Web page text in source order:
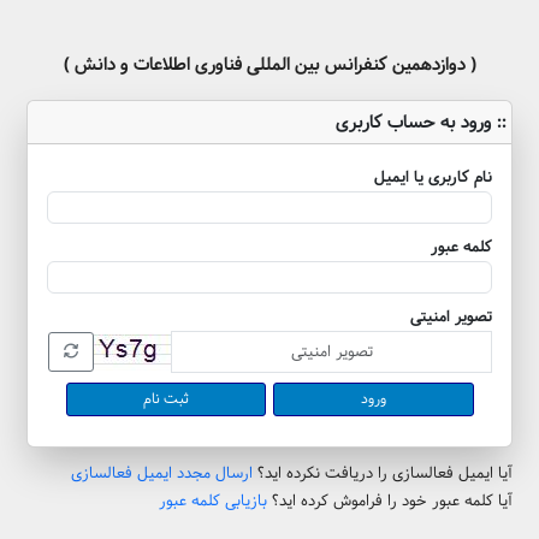
( دوازدهمین کنفرانس بین المللی فناوری اطلاعات و دانش )
:: ورود به حساب کاربری
نام کاربری یا ایمیل
کلمه عبور
تصویر امنیتی
ثبت نام
آیا ایمیل فعالسازی را دریافت نکرده اید؟ ارسال مجدد ایمیل فعالسازی
آیا کلمه عبور خود را فراموش کرده اید؟ بازیابی کلمه عبور